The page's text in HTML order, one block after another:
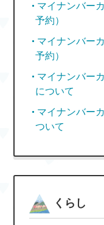
マイナンバー
予約）
マイナンバー
予約）
マイナンバー
について
マイナンバー
ついて
くらし